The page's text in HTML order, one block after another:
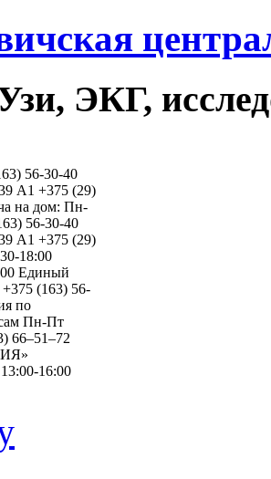
ЭКГ,
56-30-40
А1 +375 (29)
на дом: Пн-
56-30-40
А1 +375 (29)
18:00
Единый
(163) 56-
по
Пн-Пт
66–51–72
16:00